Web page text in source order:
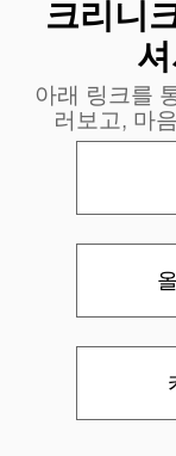
크리니
아래 링크를
러보고, 마